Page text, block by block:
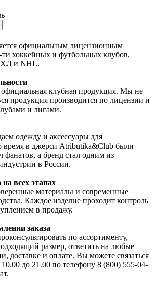
официальным лицензионным
ти хоккейных и футбольных клубов,
и NHL.
официальная клубная продукция. Мы не
продукция производится по лицензии и
и лигами.
одежду и аксессуары для
время в джерси Atributika&Club были
фанатов, а бренд стал одним из
в России.
всех этапах
материалы и современные
Каждое изделие проходит контроль
в продажу.
заказа
по ассортименту,
размер, ответить на любые
доставке и оплате. Вы можете связаться
до 21.00 по телефону 8 (800) 555-04-